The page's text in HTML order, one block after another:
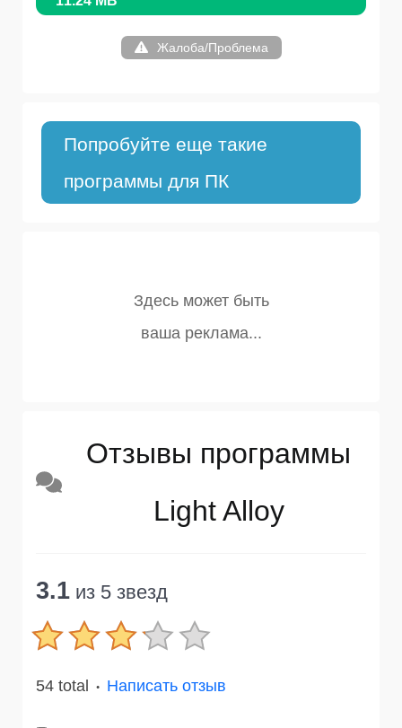
Жалоба/Проблема
Попробуйте еще такие
программы для ПК
Отзывы программы
Light Alloy
3.1 из 5 звезд
54 total ● Написать отзыв